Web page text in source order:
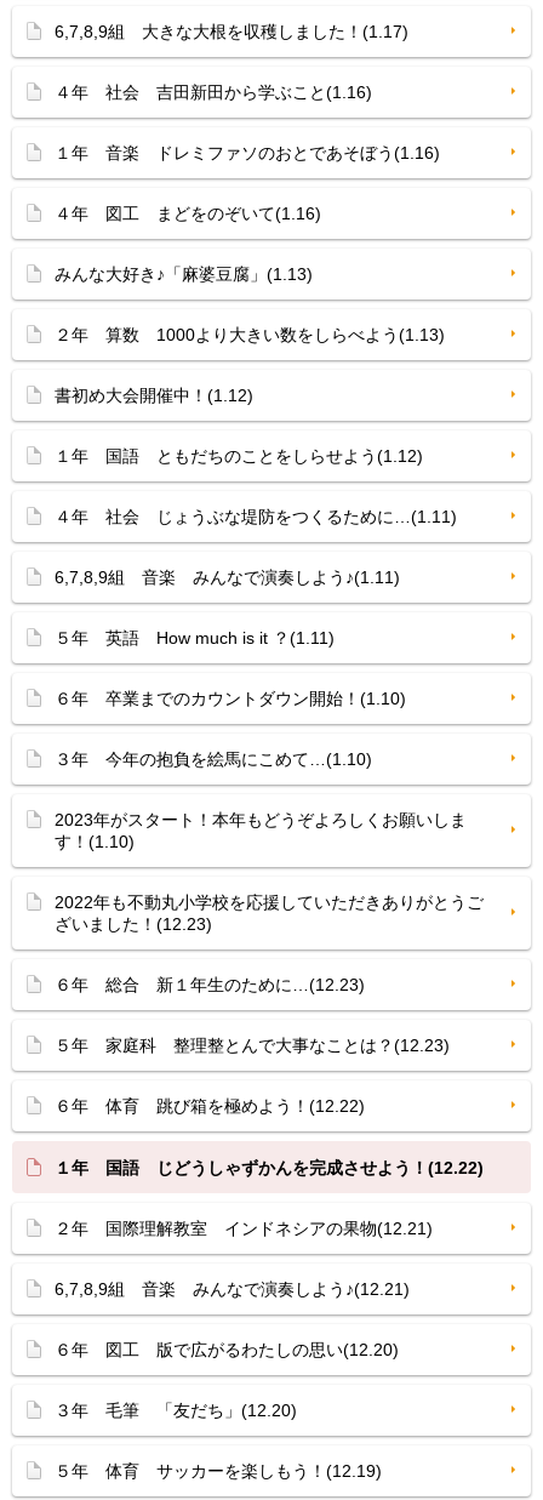
6,7,8,9組 大きな大根を収穫しました！(1.17)
４年 社会 吉田新田から学ぶこと(1.16)
１年 音楽 ドレミファソのおとであそぼう(1.16)
４年 図工 まどをのぞいて(1.16)
みんな大好き♪「麻婆豆腐」(1.13)
２年 算数 1000より大きい数をしらべよう(1.13)
書初め大会開催中！(1.12)
１年 国語 ともだちのことをしらせよう(1.12)
４年 社会 じょうぶな堤防をつくるために…(1.11)
6,7,8,9組 音楽 みんなで演奏しよう♪(1.11)
５年 英語 How much is it ？(1.11)
６年 卒業までのカウントダウン開始！(1.10)
３年 今年の抱負を絵馬にこめて…(1.10)
2023年がスタート！本年もどうぞよろしくお願いしま
す！(1.10)
2022年も不動丸小学校を応援していただきありがとうご
ざいました！(12.23)
６年 総合 新１年生のために…(12.23)
５年 家庭科 整理整とんで大事なことは？(12.23)
６年 体育 跳び箱を極めよう！(12.22)
１年 国語 じどうしゃずかんを完成させよう！(12.22)
２年 国際理解教室 インドネシアの果物(12.21)
6,7,8,9組 音楽 みんなで演奏しよう♪(12.21)
６年 図工 版で広がるわたしの思い(12.20)
３年 毛筆 「友だち」(12.20)
５年 体育 サッカーを楽しもう！(12.19)